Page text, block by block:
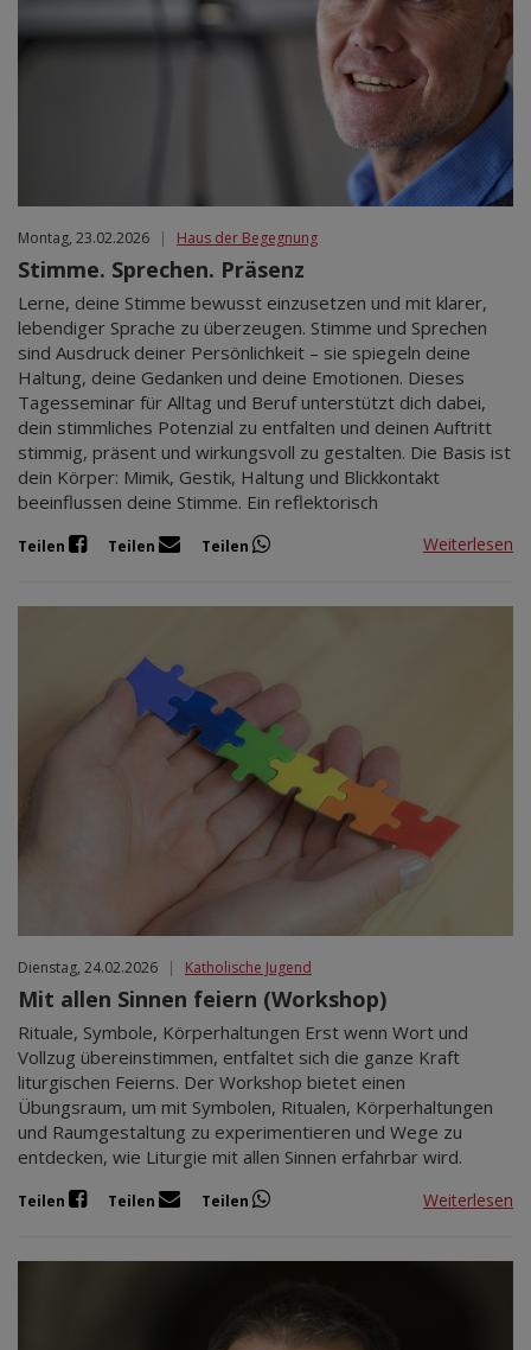
Montag, 23.02.2026 | Haus der Begegnung
Stimme. Sprechen. Präsenz
Lerne, deine Stimme bewusst einzusetzen und mit klarer,
lebendiger Sprache zu überzeugen. Stimme und Sprechen
sind Ausdruck deiner Persönlichkeit – sie spiegeln deine
Haltung, deine Gedanken und deine Emotionen. Dieses
Tagesseminar für Alltag und Beruf unterstützt dich dabei,
dein stimmliches Potenzial zu entfalten und deinen Auftritt
stimmig, präsent und wirkungsvoll zu gestalten. Die Basis ist
dein Körper: Mimik, Gestik, Haltung und Blickkontakt
beeinflussen deine Stimme. Ein reflektorisch
Teilen Teilen Teilen Weiterlesen
Dienstag, 24.02.2026 Katholische Jugend
Mit allen Sinnen feiern (Workshop)
Rituale, Symbole, Körperhaltungen Erst wenn Wort und
Vollzug übereinstimmen, entfaltet sich die ganze Kraft
liturgischen Feierns. Der Workshop bietet einen
Übungsraum, um mit Symbolen, Ritualen, Körperhaltungen
und Raumgestaltung zu experimentieren und Wege zu
entdecken, wie Liturgie mit allen Sinnen erfahrbar wird.
Teilen Teilen Teilen Weiterlesen